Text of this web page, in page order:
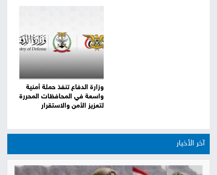
وزارة الدفاع تنفذ حملة أمنية
واسعة في المحافظات المحررة
لتعزيز الأمن والاستقرار
آخر الأخبار